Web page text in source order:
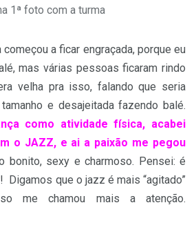
1ª foto com a turma
a ficar engraçada, porque eu
mas várias pessoas ficaram rindo
velha pra isso, falando que seria
e desajeitada fazendo balé.
como atividade física, acabei
o JAZZ, e ai a paixão me pegou
bonito, sexy e charmoso. Pensei: é
que o jazz é mais “agitado”
me chamou mais a atenção.